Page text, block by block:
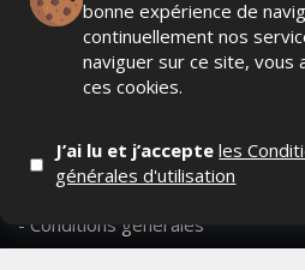
bonne expérience de
continuellement nos
naviguer sur ce site, vous
ces cookies.
J’ai lu et j’accepteles
générales d'utilisation
- Page d'accueil
- Contactez-nous
- Conditions générales